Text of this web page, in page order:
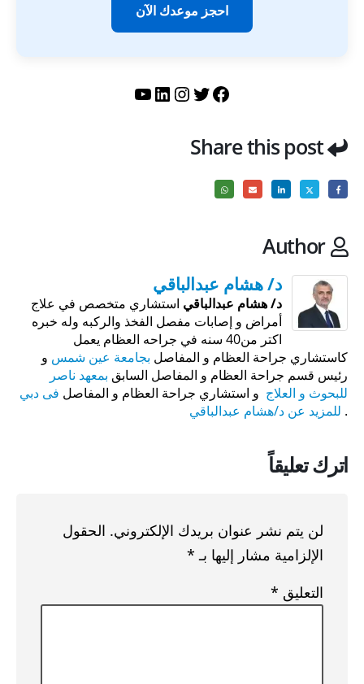
احجز موعدك الآن
فيسبوك
تويترإنستجرام
لينكد إنيوتيوب
Share this post
Author
د/ هشام عبدالباقي
د/ هشام عبدالباقي استشاري متخصص في علاج
أمراض و إصابات مفصل الفخذ والركبه وله خبره
اكتر من40 سنه في جراحه العظام يعمل
كاستشاري جراحة العظام و المفاصل بجامعة عين شمس و
رئيس قسم جراحة العظام و المفاصل السابق بمعهد ناصر
للبحوث و العلاج و استشاري جراحة العظام و المفاصل فى دبي
. للمزيد عن د/هشام عبدالباقي
اترك تعليقاً
لن يتم نشر عنوان بريدك الإلكتروني. الحقول
الإلزامية مشار إليها بـ *
التعليق *